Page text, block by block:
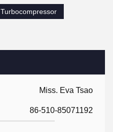
Miss. Eva Tsao
86-510-85071192
Turbocompressor